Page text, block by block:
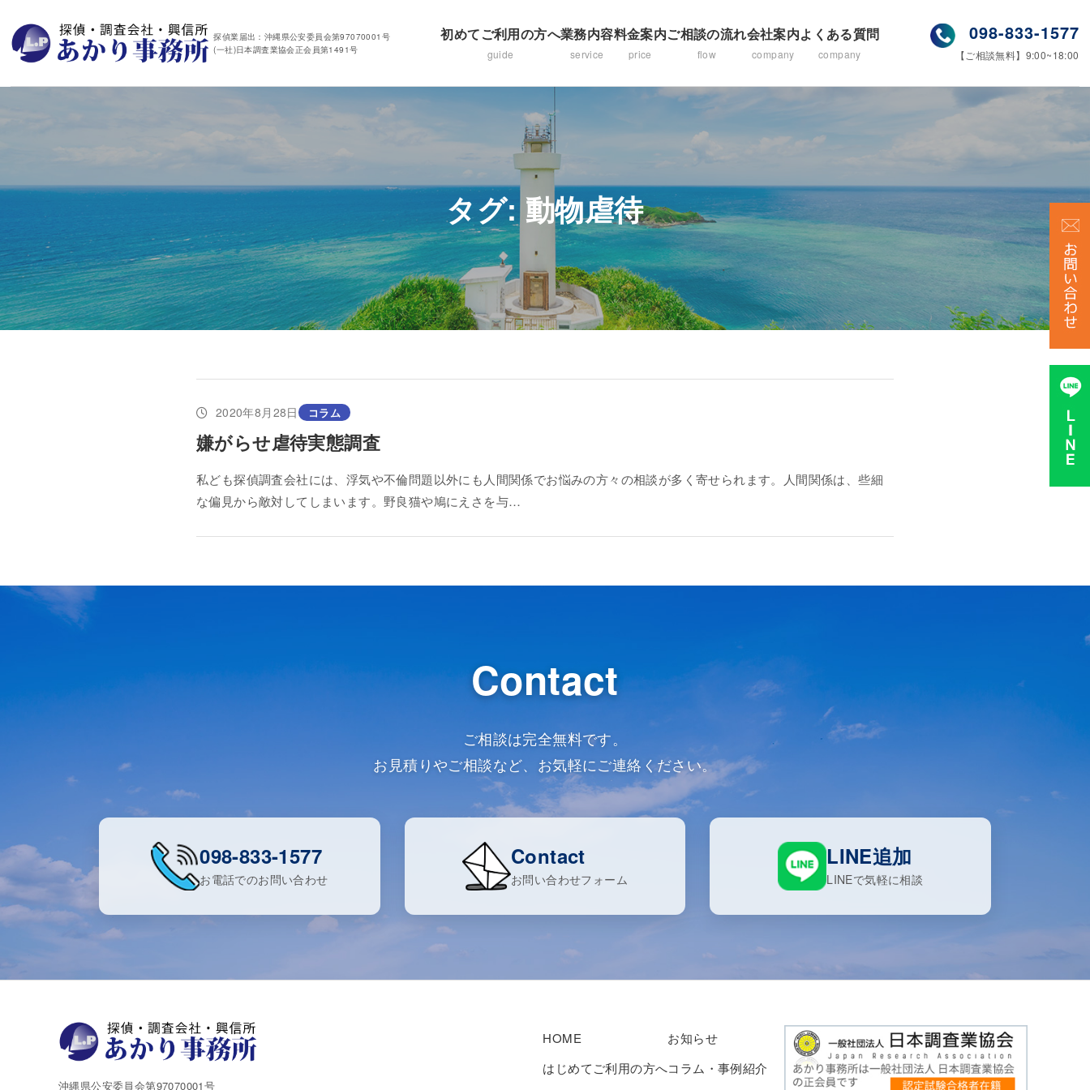
探偵業届出：沖縄県公安委員会第97070001号
(一社)日本調査業協会正会員第1491号
初めてご利用の方へ
guide
業務内容
service
料金案内
price
ご相談の流れ
flow
会社案内
company
よくある質問
company
098-833-1577
【ご相談無料】9:00~18:00
タグ:動物虐待
2020年8月28日 コラム
嫌がらせ虐待実態調査
私ども探偵調査会社には、浮気や不倫問題以外にも人間関係でお悩みの方々の相談が多く寄せられます。人間関係は、些細
な偏見から敵対してしまいます。野良猫や鳩にえさを与…
Contact
ご相談は完全無料です。
お見積りやご相談など、お気軽にご連絡ください。
098-833-1577
お電話でのお問い合わせ
Contact
お問い合わせフォーム
LINE追加
LINEで気軽に相談
沖縄県公安委員会第97070001号
HOME
はじめてご利用の方へ
お知らせ
コラム・事例紹介